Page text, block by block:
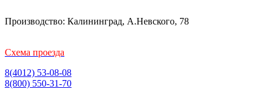
Производство: Калининград, А.Невского, 78
Схема проезда
8(4012) 53-08-08
8(800) 550-31-70